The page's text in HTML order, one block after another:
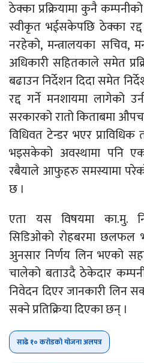
ठेक्का प्रक्रियामा कुनै
स्वीकृत भईसकेपछि ठेक्का
नरहेको, मन्त्रालयका सचिव,
अधिकारी सहितकाले समेत
बढाउन निर्देशन दिदा समेत
रद्द गर्ने मनशायमा
सरकारको रातो किताबमा
विधिवत टेन्डर भएर
भइसकेको अवस्थामा पनि
रबैयाले आफुहरु समस्यामा
छ ।
एता यस विषयमा का.मु.
सिडिओको रोहबरमा छलफल
अुनसार निर्णय लिन भएको
चालेको बताउदै ठेकेदार
निवेदन दिएर जानकारी लिन
सक्ने प्रतिक्रिया दिएका छन् ।
साढे १० करोडको योजना अलपत्र